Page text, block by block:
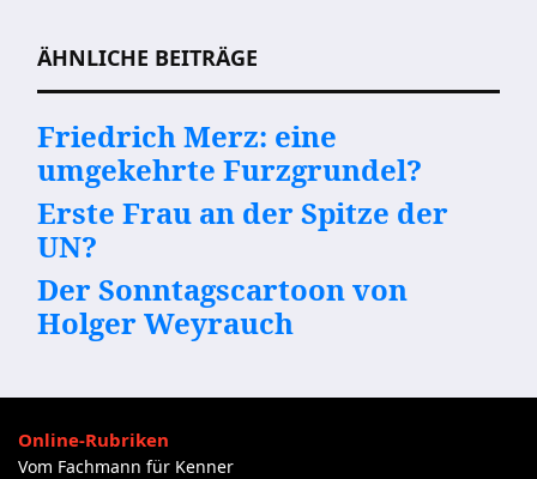
ÄHNLICHE BEITRÄGE
Friedrich Merz: eine
umgekehrte Furzgrundel?
Erste Frau an der Spitze der
UN?
Der Sonntagscartoon von
Holger Weyrauch
Online-Rubriken
Vom Fachmann für Kenner